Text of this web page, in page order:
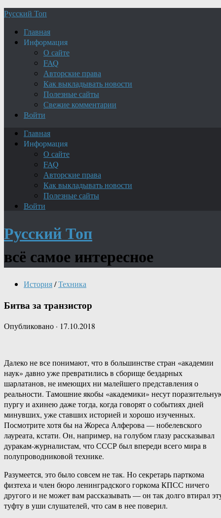
Русский Топ
Главная
Информация
О сайте
FAQ
Авторские права
Как выкладывать новости
Полезные сайты
Свежие комментарии
Войти
Главная
Информация
О сайте
FAQ
Авторские права
Как выкладывать новости
Полезные сайты
Войти
Русский Топ
всё самое интересное
История/Техника
Битва за транзистор
Опубликовано · 17.10.2018
Далеко не все понимают, что в большинстве стран «академии
наук» давно уже превратились в сборище бездарных
шарлатанов, не имеющих ни малейшего представления о
реальности. Тамошние якобы «академики» несут
пургу и ахинею даже тогда, когда говорят о событиях дней
минувших, уже ставших историей и хорошо изученных.
Посмотрите хотя бы на Жореса Алферова — нобелевского
лауреата, кстати. Он, например, на голубом глазу рассказывал
дуракам-журналистам, что СССР был впереди всего мира в
полупроводниковой технике.
Разумеется, это было совсем не так. Но секретарь парткома
физтеха и член бюро ленинградского горкома КПСС ничего
другого и не может вам рассказывать — он так долго втирал
туфту в уши слушателей, что сам в нее поверил.